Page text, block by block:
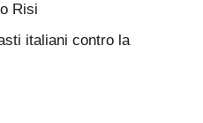
Risi
italiani contro la